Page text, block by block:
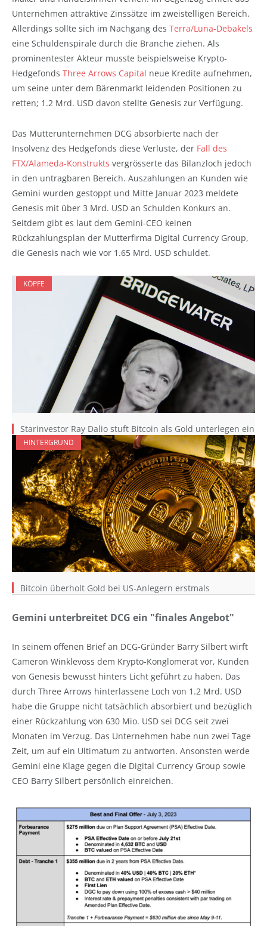
Unternehmen attraktive Zinssätze im zweistelligen Bereich.
Allerdings sollte sich im Nachgang des Terra/Luna-Debakels
eine Schuldenspirale durch die Branche ziehen. Als
prominentester Akteur musste beispielsweise Krypto-
Hedgefonds Three Arrows Capital neue Kredite aufnehmen,
um seine unter dem Bärenmarkt leidenden Positionen zu
retten; 1.2 Mrd. USD davon stellte Genesis zur Verfügung.
Das Mutterunternehmen DCG absorbierte nach der
Insolvenz des Hedgefonds diese Verluste, der Fall des
FTX/Alameda-Konstrukts vergrösserte das Bilanzloch jedoch
in den untragbaren Bereich. Auszahlungen an Kunden wie
Gemini wurden gestoppt und Mitte Januar 2023 meldete
Genesis mit über 3 Mrd. USD an Schulden Konkurs an.
Seitdem gibt es laut dem Gemini-CEO keinen
Rückzahlungsplan der Mutterfirma Digital Currency Group,
die Genesis nach wie vor 1.65 Mrd. USD schuldet.
KÖPFE
Starinvestor Ray Dalio stuft Bitcoin als Gold unterlegen ein
HINTERGRUND
Bitcoin überholt Gold bei US-Anlegern erstmals
Gemini unterbreitet DCG ein "finales Angebot"
In seinem offenen Brief an DCG-Gründer Barry Silbert wirft
Cameron Winklevoss dem Krypto-Konglomerat vor, Kunden
von Genesis bewusst hinters Licht geführt zu haben. Das
durch Three Arrows hinterlassene Loch von 1.2 Mrd. USD
habe die Gruppe nicht tatsächlich absorbiert und bezüglich
einer Rückzahlung von 630 Mio. USD sei DCG seit zwei
Monaten im Verzug. Das Unternehmen habe nun zwei Tage
Zeit, um auf ein Ultimatum zu antworten. Ansonsten werde
Gemini eine Klage gegen die Digital Currency Group sowie
CEO Barry Silbert persönlich einreichen.